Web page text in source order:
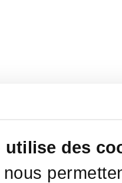
utilise des